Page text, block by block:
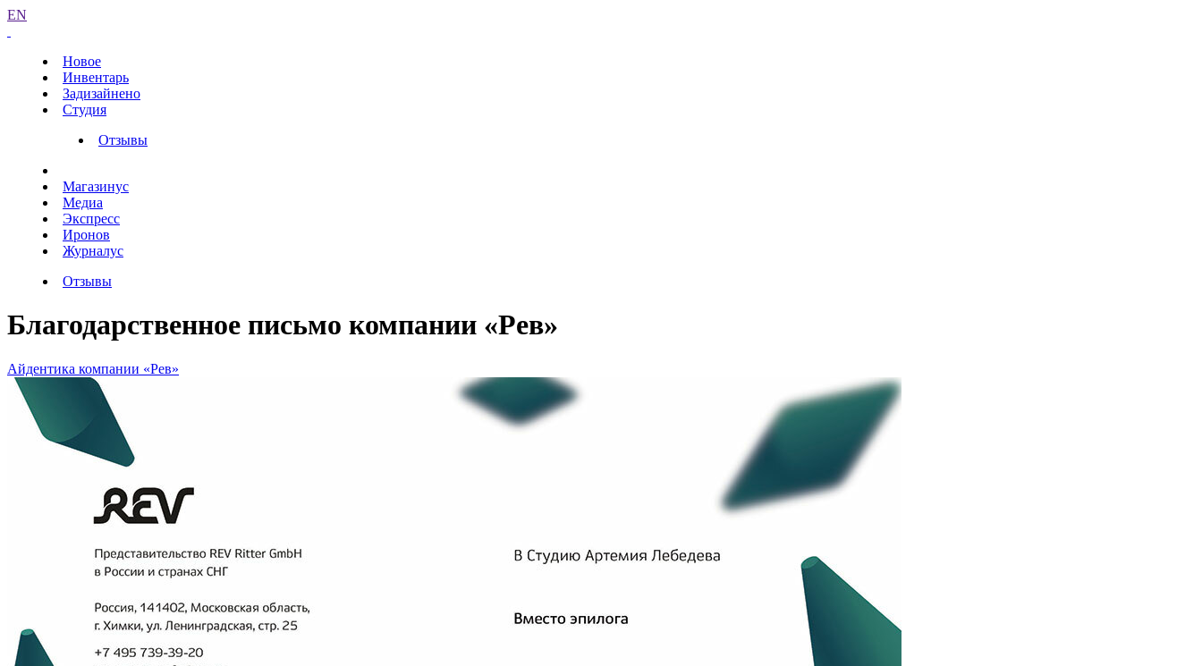
EN
Новое
Инвентарь
Задизайнено
Студия
Отзывы
Магазинус
Медиа
Экспресс
Иронов
Журналус
Отзывы
Благодарственное письмо компании «Рев»
Айдентика компании «Рев»